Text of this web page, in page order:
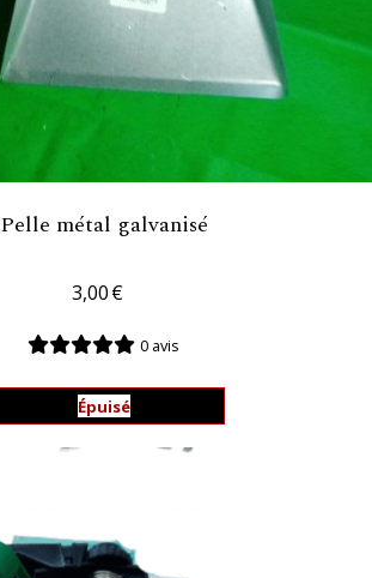
Pelle métal galvanisé
3,00€
0 avis
Épuisé